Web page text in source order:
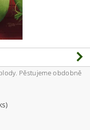
Pěstujeme obdobně